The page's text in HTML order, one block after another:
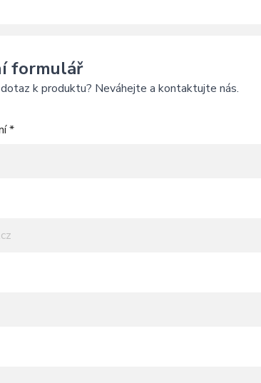
formulář
k produktu? Neváhejte a kontaktujte nás.
*